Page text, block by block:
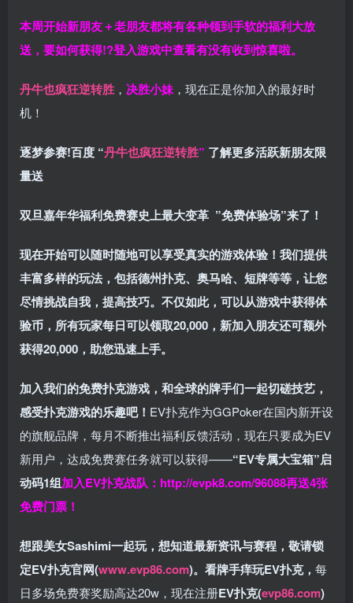
本周开始新朋友＋老朋友都将有各种领到手软的福利大放
送，要如何获得!?登入游戏中查看有没有收到惊喜啦。
丹牛也疯狂逆转胜 ， 决胜小妹 ，现在正是你加入的最好时
机！
逐梦参赛!百度 “丹牛也疯狂逆转胜” 了解更多活跃新朋友限
量送
双旦嘉年华福利免费赛史上最大变革 ”免费体验场”来了！
现在开始可以随时随地可以享受真实的游戏体验！我们提供
丰富多样的玩法，包括德州扑克、奥马哈、短牌等等，让您
尽情挑战自我，提高技巧。不仅如此， 可以从游戏中获得体
验币，所有玩家每日可以领取20,000，新加入朋友还可额外
获得20,000，助您迅速上手。
加入我们的免费扑克游戏，和全球的牌手们一起切磋技艺，
感受扑克游戏的乐趣吧！ EV扑克作为GGPoker在国内新开设
的旗舰品牌，每月不断推出福利反馈活动，现在只要成为EV
新用户，达成免费赛任务就可以获得——“EV专属大宝箱”启
动码1组加入EV扑克战队： http://evpk8.com/96088再送4张
免费门票！
想跟美女Sashimi一起玩， 想知道最新资讯与赛程， 敬请锁
定EV扑克官网(www.evp86.com)。 看牌手痒玩EV扑克， 每
日多场免费赛奖励高达20w，现在注册EV扑克(evp86.com)